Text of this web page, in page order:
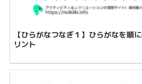
【ひらがなつなぎ１】ひらがなを順
リント